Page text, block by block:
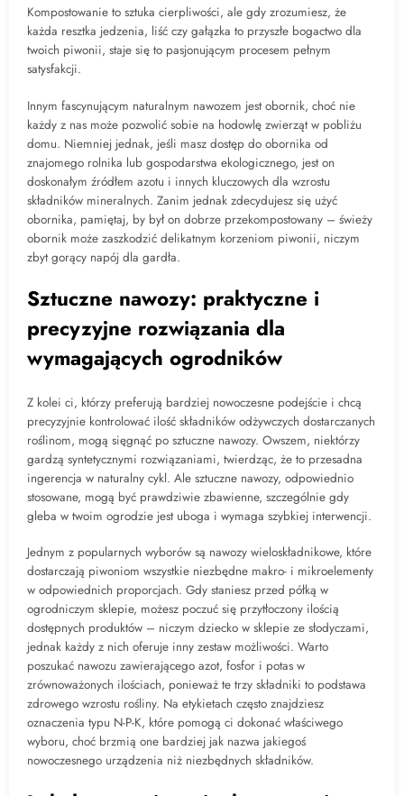
Kompostowanie to sztuka cierpliwości, ale gdy zrozumiesz, że
każda resztka jedzenia, liść czy gałązka to przyszłe bogactwo dla
twoich piwonii, staje się to pasjonującym procesem pełnym
satysfakcji.
Innym fascynującym naturalnym nawozem jest obornik, choć nie
każdy z nas może pozwolić sobie na hodowlę zwierząt w pobliżu
domu. Niemniej jednak, jeśli masz dostęp do obornika od
znajomego rolnika lub gospodarstwa ekologicznego, jest on
doskonałym źródłem azotu i innych kluczowych dla wzrostu
składników mineralnych. Zanim jednak zdecydujesz się użyć
obornika, pamiętaj, by był on dobrze przekompostowany – świeży
obornik może zaszkodzić delikatnym korzeniom piwonii, niczym
zbyt gorący napój dla gardła.
Sztuczne nawozy: praktyczne i
precyzyjne rozwiązania dla
wymagających ogrodników
Z kolei ci, którzy preferują bardziej nowoczesne podejście i chcą
precyzyjnie kontrolować ilość składników odżywczych dostarczanych
roślinom, mogą sięgnąć po sztuczne nawozy. Owszem, niektórzy
gardzą syntetycznymi rozwiązaniami, twierdząc, że to przesadna
ingerencja w naturalny cykl. Ale sztuczne nawozy, odpowiednio
stosowane, mogą być prawdziwie zbawienne, szczególnie gdy
gleba w twoim ogrodzie jest uboga i wymaga szybkiej interwencji.
Jednym z popularnych wyborów są nawozy wieloskładnikowe, które
dostarczają piwoniom wszystkie niezbędne makro- i mikroelementy
w odpowiednich proporcjach. Gdy staniesz przed półką w
ogrodniczym sklepie, możesz poczuć się przytłoczony ilością
dostępnych produktów – niczym dziecko w sklepie ze słodyczami,
jednak każdy z nich oferuje inny zestaw możliwości. Warto
poszukać nawozu zawierającego azot, fosfor i potas w
zrównoważonych ilościach, ponieważ te trzy składniki to podstawa
zdrowego wzrostu rośliny. Na etykietach często znajdziesz
oznaczenia typu N-P-K, które pomogą ci dokonać właściwego
wyboru, choć brzmią one bardziej jak nazwa jakiegoś
nowoczesnego urządzenia niż niezbędnych składników.